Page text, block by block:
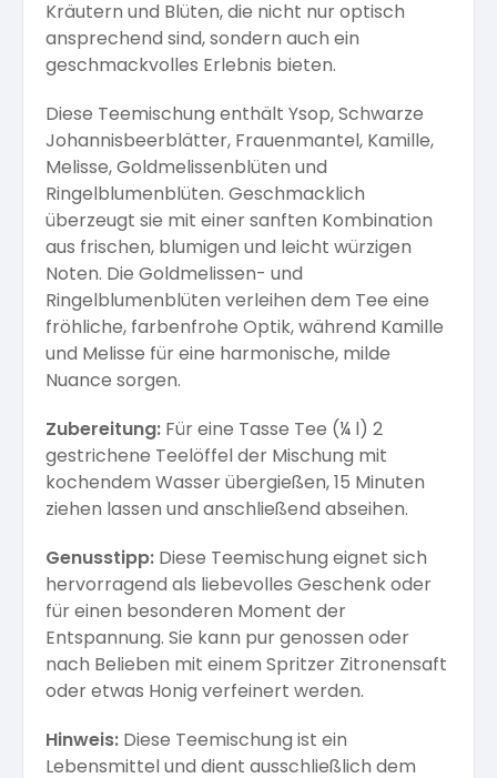
Kräutern und Blüten, die nicht nur optisch
ansprechend sind, sondern auch ein
geschmackvolles Erlebnis bieten.
Diese Teemischung enthält Ysop, Schwarze
Johannisbeerblätter, Frauenmantel, Kamille,
Melisse, Goldmelissenblüten und
Ringelblumenblüten. Geschmacklich
überzeugt sie mit einer sanften Kombination
aus frischen, blumigen und leicht würzigen
Noten. Die Goldmelissen- und
Ringelblumenblüten verleihen dem Tee eine
fröhliche, farbenfrohe Optik, während Kamille
und Melisse für eine harmonische, milde
Nuance sorgen.
Zubereitung: Für eine Tasse Tee (¼ l) 2
gestrichene Teelöffel der Mischung mit
kochendem Wasser übergießen, 15 Minuten
ziehen lassen und anschließend abseihen.
Genusstipp: Diese Teemischung eignet sich
hervorragend als liebevolles Geschenk oder
für einen besonderen Moment der
Entspannung. Sie kann pur genossen oder
nach Belieben mit einem Spritzer Zitronensaft
oder etwas Honig verfeinert werden.
Hinweis: Diese Teemischung ist ein
Lebensmittel und dient ausschließlich dem